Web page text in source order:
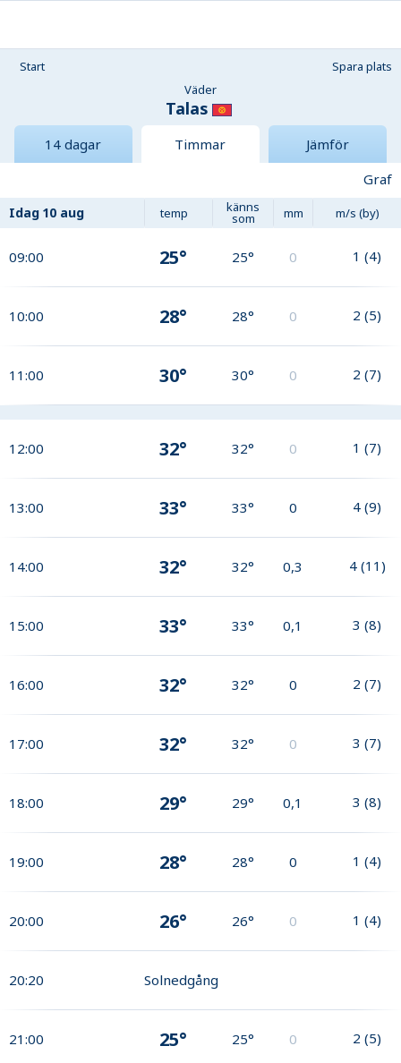
Start
Spara plats
Väder
Talas
14 dagar Timmar
Jämför
Graf
Idag 10 aug temp känns
som mm m/s (by)
09:00 25° 25° 0 1 (4)
10:00 28° 28° 0 2 (5)
11:00 30° 30° 0 2 (7)
12:00 32° 32° 0 1 (7)
13:00 33° 33° 0 4 (9)
14:00 32° 32° 0,3 4 (11)
15:00 33° 33° 0,1 3 (8)
16:00 32° 32° 0 2 (7)
17:00 32° 32° 0 3 (7)
18:00 29° 29° 0,1 3 (8)
19:00 28° 28° 0 1 (4)
20:00 26° 26° 0 1 (4)
20:20 Solnedgång
21:00 25° 25° 0 2 (5)